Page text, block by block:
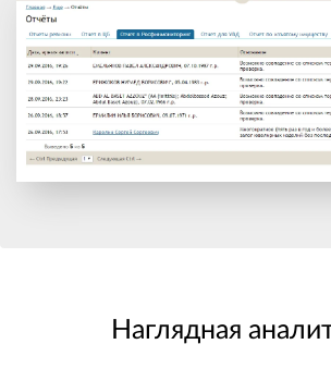
Наглядная